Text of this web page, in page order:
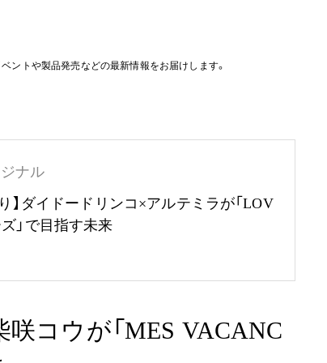
ントや製品発売などの最新情報をお届けします。
ナル
】ダイドードリンコ×アルテミラが「LOV
」で目指す未来
コウが「MES VACANC